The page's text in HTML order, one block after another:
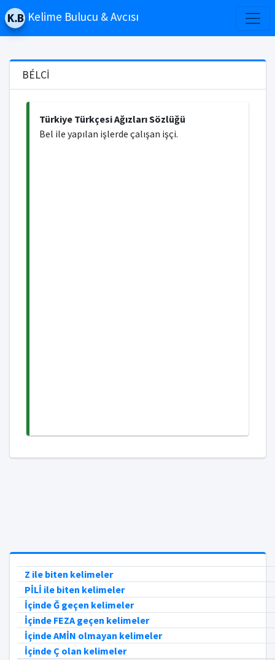
Kelime Bulucu & Avcısı
BÉLCİ
Türkiye Türkçesi Ağızları Sözlüğü
Bel ile yapılan işlerde çalışan işçi.
Z ile biten kelimeler
PİLİ ile biten kelimeler
İçinde Ğ geçen kelimeler
İçinde FEZA geçen kelimeler
İçinde AMİN olmayan kelimeler
İçinde Ç olan kelimeler